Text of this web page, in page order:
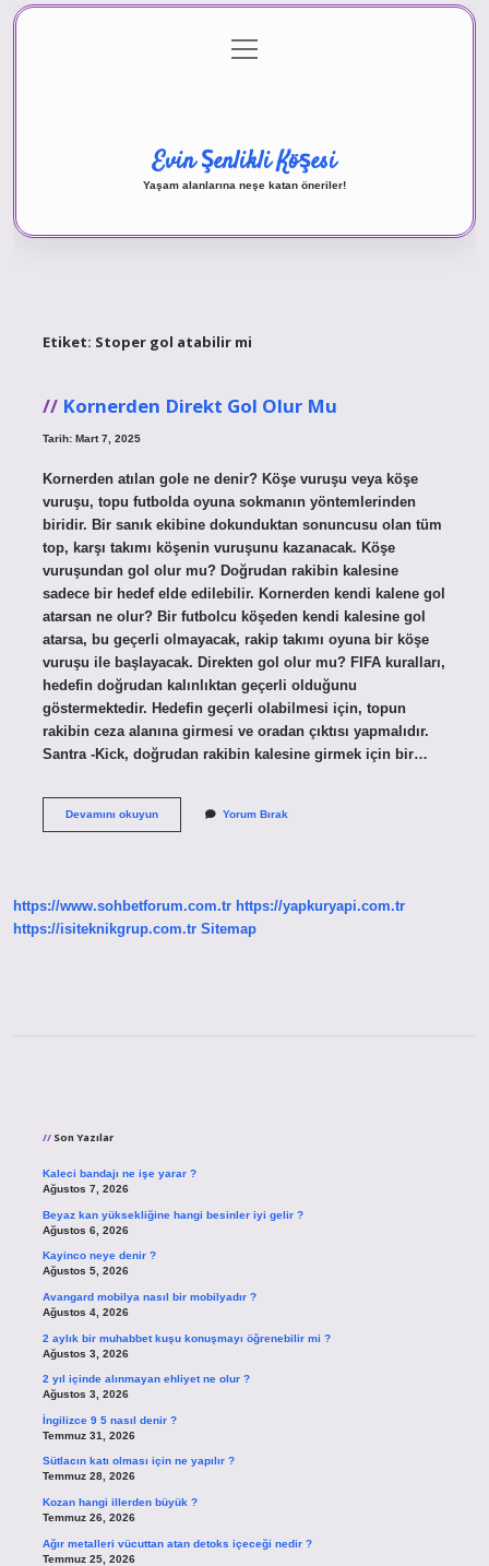
Gizlilik Politikası
menüyü
aç
Evin Şenlikli Köşesi
Yaşam alanlarına neşe katan öneriler!
Etiket: Stoper gol atabilir mi
Kornerden Direkt Gol Olur Mu
Tarih: Mart 7, 2025
Kornerden atılan gole ne denir? Köşe vuruşu veya köşe
vuruşu, topu futbolda oyuna sokmanın yöntemlerinden
biridir. Bir sanık ekibine dokunduktan sonuncusu olan tüm
top, karşı takımı köşenin vuruşunu kazanacak. Köşe
vuruşundan gol olur mu? Doğrudan rakibin kalesine
sadece bir hedef elde edilebilir. Kornerden kendi kalene gol
atarsan ne olur? Bir futbolcu köşeden kendi kalesine gol
atarsa, bu geçerli olmayacak, rakip takımı oyuna bir köşe
vuruşu ile başlayacak. Direkten gol olur mu? FIFA kuralları,
hedefin doğrudan kalınlıktan geçerli olduğunu
göstermektedir. Hedefin geçerli olabilmesi için, topun
rakibin ceza alanına girmesi ve oradan çıktısı yapmalıdır.
Santra -Kick, doğrudan rakibin kalesine girmek için bir…
Devamını okuyunKornerden
Yorum Bırak
https://www.sohbetforum.com.tr https://yapkuryapi.com.tr
https://isiteknikgrup.com.tr Sitemap
Son Yazılar
Kaleci bandajı ne işe yarar ?
Ağustos 7, 2026
Beyaz kan yüksekliğine hangi besinler iyi gelir ?
Ağustos 6, 2026
Kayinco neye denir ?
Ağustos 5, 2026
Avangard mobilya nasıl bir mobilyadır ?
Ağustos 4, 2026
2 aylık bir muhabbet kuşu konuşmayı öğrenebilir mi ?
Ağustos 3, 2026
2 yıl içinde alınmayan ehliyet ne olur ?
Ağustos 3, 2026
İngilizce 9 5 nasıl denir ?
Temmuz 31, 2026
Sütlacın katı olması için ne yapılır ?
Temmuz 28, 2026
Kozan hangi illerden büyük ?
Temmuz 26, 2026
Ağır metalleri vücuttan atan detoks içeceği nedir ?
Temmuz 25, 2026